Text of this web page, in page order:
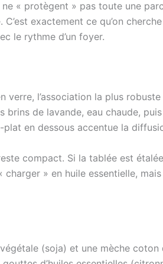
ne « protègent » pas toute une
exactement ce qu’on
le rythme d’un foyer.
verre, l’association la plus
brins de lavande, eau chaude, puis
en dessous accentue la
compact. Si la tablée est étalée
charger » en huile essentielle,
(soja) et une mèche coton